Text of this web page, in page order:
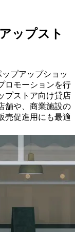
ップスト
プアップショッ
ロモーションを行
プストア向け貸店
舗や、商業施設の
売促進用にも最適